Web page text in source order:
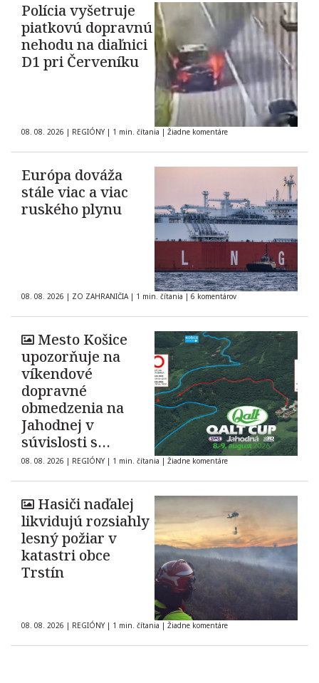
Polícia vyšetruje
piatkovú dopravnú
nehodu na diaľnici
D1 pri Červeníku
08. 08. 2026 | REGIÓNY | 1 min. čítania | Žiadne komentáre
Európa dováža
stále viac a viac
ruského plynu
08. 08. 2026 | ZO ZAHRANIČIA | 1 min. čítania | 6 komentárov
Mesto Košice
upozorňuje na
víkendové
dopravné
obmedzenia na
Jahodnej v
súvislosti s
automobilovými
pretekmi
08. 08. 2026 | REGIÓNY | 1 min. čítania | Žiadne komentáre
Hasiči naďalej
likvidujú rozsiahly
lesný požiar v
katastri obce
Trstín
08. 08. 2026 | REGIÓNY | 1 min. čítania | Žiadne komentáre